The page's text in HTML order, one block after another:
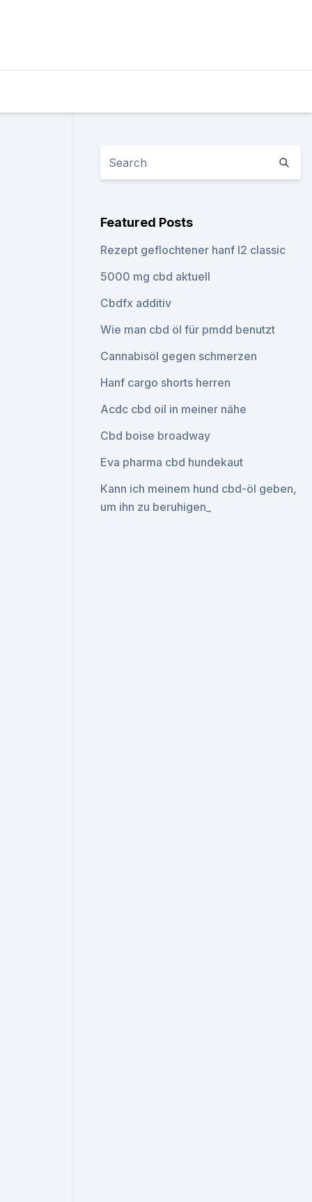
Featured Posts
Rezept geflochtener hanf l2 classic
5000 mg cbd aktuell
Cbdfx additiv
Wie man cbd öl für pmdd benutzt
Cannabisöl gegen schmerzen
Hanf cargo shorts herren
Acdc cbd oil in meiner nähe
Cbd boise broadway
Eva pharma cbd hundekaut
Kann ich meinem hund cbd-öl geben,
um ihn zu beruhigen_